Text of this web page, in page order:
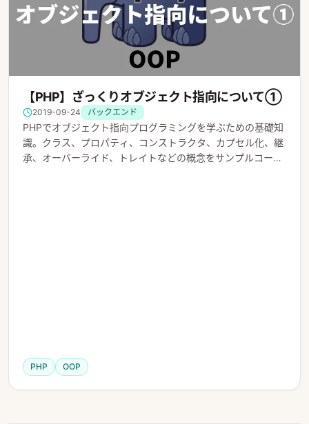
【PHP】ざっくりオブジェクト指向について①
2019-09-24 バックエンド
PHPでオブジェクト指向プログラミングを学ぶための基礎知
識。クラス、プロパティ、コンストラクタ、カプセル化、継
承、オーバーライド、トレイトなどの概念をサンプルコード
PHP OOP